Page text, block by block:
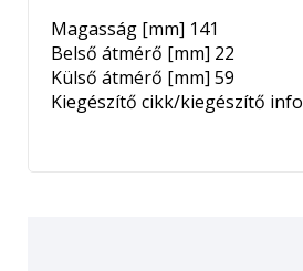
Magasság [mm] 141
Belső átmérő [mm] 22
Külső átmérő [mm] 59
Kiegészítő cikk/kiegészítő info